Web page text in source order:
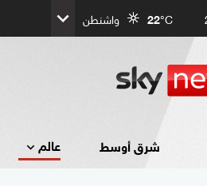
22°C واشنطن
شرق أوسط عالم